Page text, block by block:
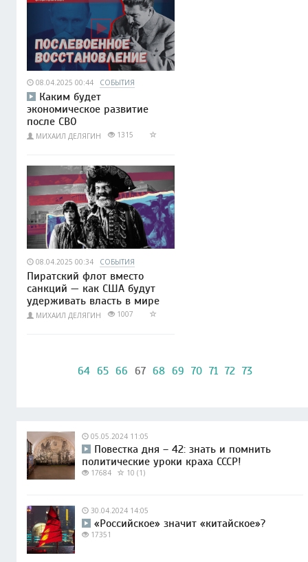
08.04.2025 00:44 СОБЫТИЯ
Каким будет
экономическое развитие
после СВО
МИХАИЛ ДЕЛЯГИН 1315
08.04.2025 00:34 СОБЫТИЯ
Пиратский флот вместо
санкций — как США будут
удерживать власть в мире
МИХАИЛ ДЕЛЯГИН 1007
64 65 66 67 68 69 70 71 72 73
05.05.2024 11:05
Повестка дня – 42: знать и помнить
политические уроки краха СССР!
17684 10 (1)
30.04.2024 14:05
«Российское» значит «китайское»?
17351